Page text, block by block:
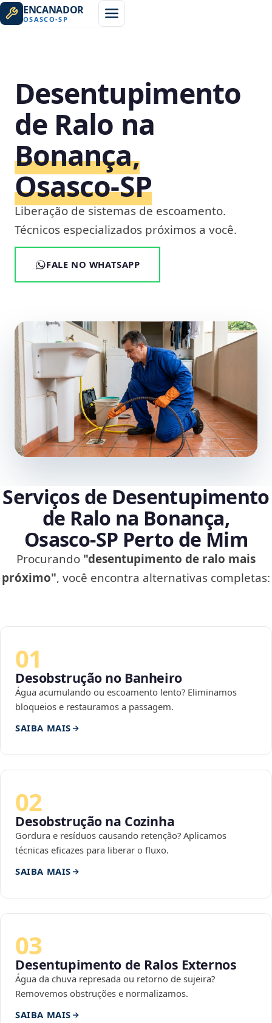
ENCANADOR
OSASCO-SP
Desentupimento
de Ralo na
Bonança,
Osasco‑SP
Liberação de sistemas de escoamento.
Técnicos especializados próximos a você.
FALE NO WHATSAPP
Serviços de Desentupimento
de Ralo na Bonança,
Osasco‑SP Perto de Mim
Procurando "desentupimento de ralo mais
próximo", você encontra alternativas completas:
01
Desobstrução no Banheiro
Água acumulando ou escoamento lento? Eliminamos
bloqueios e restauramos a passagem.
SAIBA MAIS
02
Desobstrução na Cozinha
Gordura e resíduos causando retenção? Aplicamos
técnicas eficazes para liberar o fluxo.
SAIBA MAIS
03
Desentupimento de Ralos Externos
Água da chuva represada ou retorno de sujeira?
Removemos obstruções e normalizamos.
SAIBA MAIS